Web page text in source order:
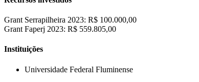
Grant Serrapilheira 2023: R$ 100.000,00
Grant Faperj 2023: R$ 559.805,00
Instituições
Universidade Federal Fluminense